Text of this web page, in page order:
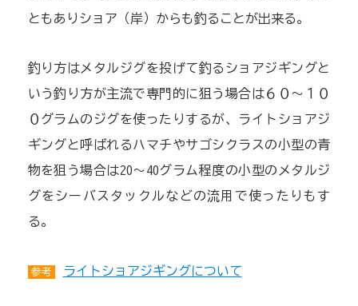
ともありショア（岸）からも釣ることが出来る。
釣り方はメタルジグを投げて釣るショアジギングと
いう釣り方が主流で専門的に狙う場合は６０〜１０
０グラムのジグを使ったりするが、ライトショアジ
ギングと呼ばれるハマチやサゴシクラスの小型の青
物を狙う場合は20〜40グラム程度の小型のメタルジ
グをシーバスタックルなどの流用で使ったりもす
る。
参考 ライトショアジギングについて